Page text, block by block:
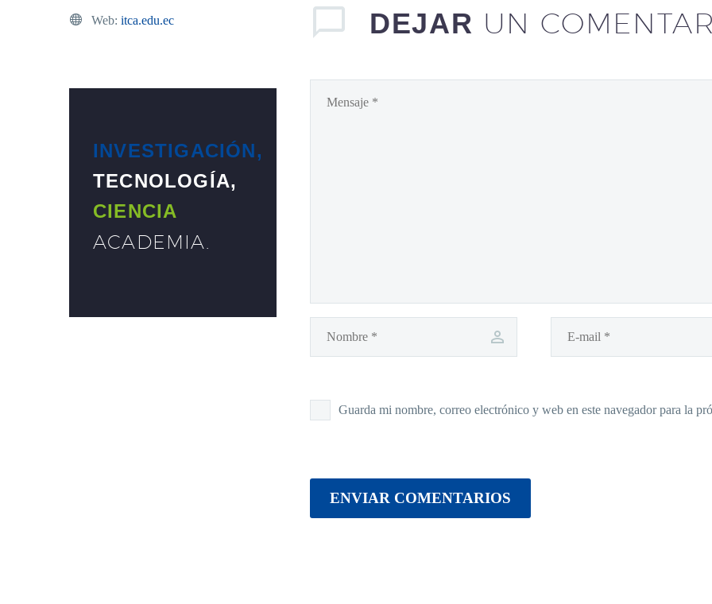
DEJAR UN
Guarda mi nombre, correo electrónico y web en este navegador para la
ENVIAR COMENTARIOS
Web: itca.edu.ec
INVESTIGACIÓN,
TECNOLOGÍA,
CIENCIA
ACADEMIA